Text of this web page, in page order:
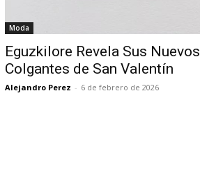
Moda
Eguzkilore Revela Sus Nuevos
Colgantes de San Valentín
Alejandro Perez - 6 de febrero de 2026